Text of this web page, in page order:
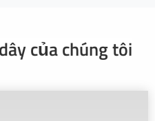
của chúng tôi